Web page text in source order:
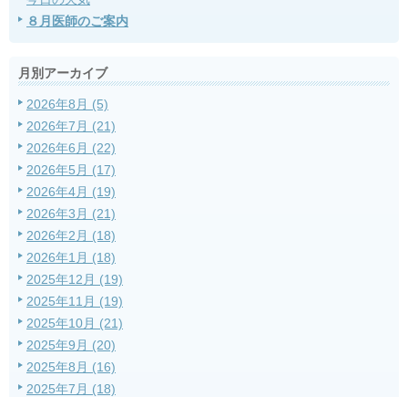
８月医師のご案内
月別アーカイブ
2026年8月 (5)
2026年7月 (21)
2026年6月 (22)
2026年5月 (17)
2026年4月 (19)
2026年3月 (21)
2026年2月 (18)
2026年1月 (18)
2025年12月 (19)
2025年11月 (19)
2025年10月 (21)
2025年9月 (20)
2025年8月 (16)
2025年7月 (18)